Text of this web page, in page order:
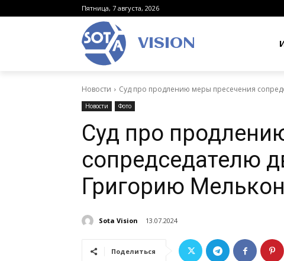
Пятница, 7 августа, 2026
VISION
Новости Суд про продлению меры пресечения
Новости Фото
Суд про
сопредседателю
Григорию
Sota Vision 13.07.2024
Поделиться